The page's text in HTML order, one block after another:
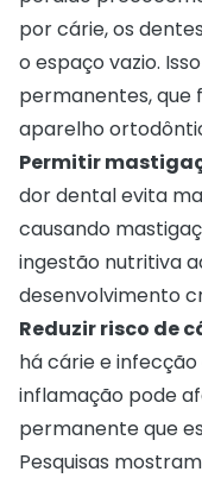
por cárie, os
o espaço vazio.
permanentes,
aparelho
Permitir
dor dental evita
causando
ingestão nutritiva
desenvolvimento
Reduzir risco de
há cárie e
inflamação pode
permanente que
Pesquisas